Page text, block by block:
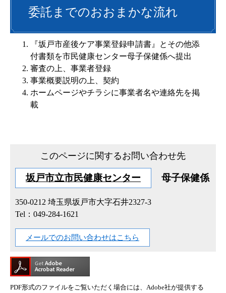
委託までのおおまかな流れ
『坂戸市産後ケア事業登録申請書』とその他添
付書類を市民健康センター母子保健係へ提出
審査の上、事業者登録
事業概要説明の上、契約
ホームページやチラシに事業者名や連絡先を掲
載
このページに関するお問い合わせ先
坂戸市立市民健康センター 母子保健係
350-0212 埼玉県坂戸市大字石井2327-3
Tel：049-284-1621
メールでのお問い合わせはこちら
PDF形式のファイルをご覧いただく場合には、Adobe社が提供する